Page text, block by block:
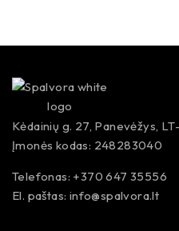
Kėdainių g. 27, Panevėžys,
Įmonės kodas: 248283040
Telefonas: +370 647 35556
El. paštas: info@spalvora.lt